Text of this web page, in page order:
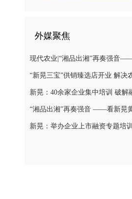
外媒聚焦
新晃：举办企业上市融资专题培训